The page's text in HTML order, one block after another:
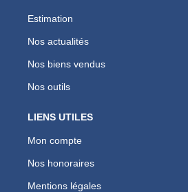
Estimation
Nos actualités
Nos biens vendus
Nos outils
LIENS UTILES
Mon compte
Nos honoraires
Mentions légales